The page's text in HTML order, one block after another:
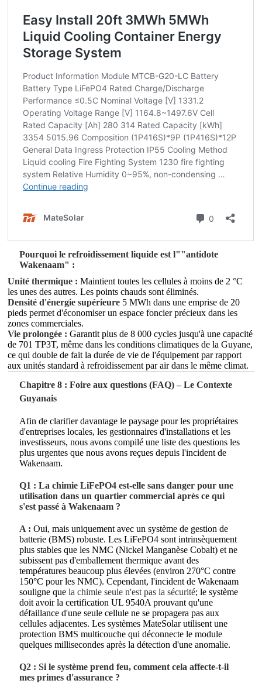
Pourquoi le refroidissement liquide est l""antidote
Wakenaam" :
Unité thermique : Maintient toutes les cellules à moins de 2 °C
les unes des autres. Les points chauds sont éliminés.
Densité d'énergie supérieure 5 MWh dans une emprise de 20
pieds permet d'économiser un espace foncier précieux dans les
zones commerciales.
Vie prolongée : Garantit plus de 8 000 cycles jusqu'à une capacité
de 701 TP3T, même dans les conditions climatiques de la Guyane,
ce qui double de fait la durée de vie de l'équipement par rapport
aux unités standard à refroidissement par air dans le même climat.
Chapitre 8 : Foire aux questions (FAQ) – Le Contexte
Guyanais
Afin de clarifier davantage le paysage pour les propriétaires
d'entreprises locales, les gestionnaires d'installations et les
investisseurs, nous avons compilé une liste des questions les
plus urgentes que nous avons reçues depuis l'incident de
Wakenaam.
Q1 : La chimie LiFePO4 est-elle sans danger pour une
utilisation dans un quartier commercial après ce qui
s'est passé à Wakenaam ?
A : Oui, mais uniquement avec un système de gestion de
batterie (BMS) robuste. Les LiFePO4 sont intrinsèquement
plus stables que les NMC (Nickel Manganèse Cobalt) et ne
subissent pas d'emballement thermique avant des
températures beaucoup plus élevées (environ 270°C contre
150°C pour les NMC). Cependant, l'incident de Wakenaam
souligne quela chimie seule n'est pas la sécurité; le système
doit avoir la certification UL 9540A prouvant qu'une
défaillance d'une seule cellule ne se propagera pas aux
cellules adjacentes. Les systèmes MateSolar utilisent une
protection BMS multicouche qui déconnecte le module
quelques millisecondes après la détection d'une anomalie.
Q2 : Si le système prend feu, comment cela affecte-t-il
mes primes d'assurance ?